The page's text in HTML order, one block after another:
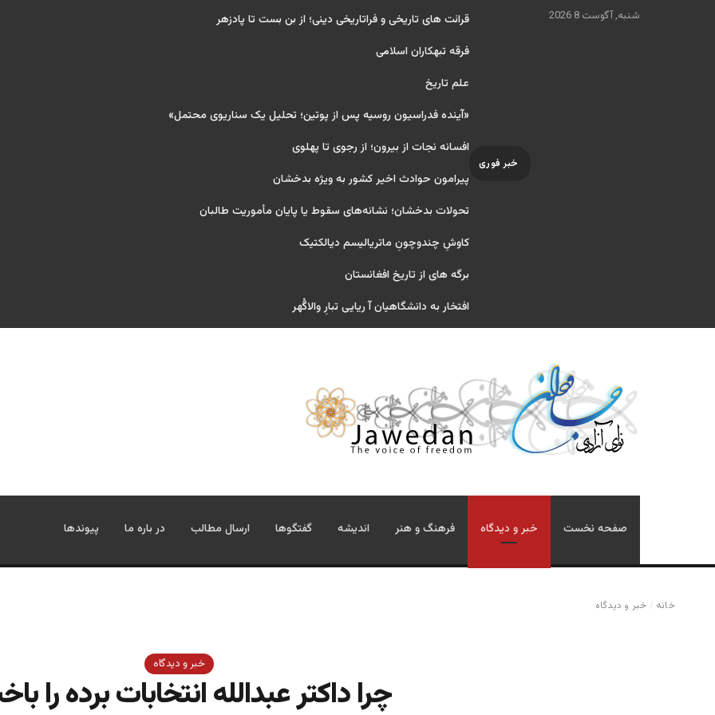
شنبه, آگوست 8 2026
خبر فوری
قرائت های تاریخی و فراتاریخی دینی؛ از بن بست تا پادزهر
فرقه تبهکاران اسلامی
علم تاریخ
«آینده فدراسیون روسیه پس از پوتین؛ تحلیل یک سناریوی محتمل»
افسانه نجات از بیرون؛ از رجوی تا پهلوی
پیرامون حوادث اخیر کشور به ویژه بدخشان
تحولات بدخشان؛ نشانه‌های سقوط یا پایان مأموریت طالبان
کاوشِ چندو‌چونِ ماتریالیسم دیالکتیک
برگه های از تاریخ افغانستان
افتخار به دانشگاهیان آ ریایی تبارِ والاگُهر
صفحه نخست خبر و دیدگاه فرهنگ و هنر اندیشه گفتگوها ارسال مطالب در باره ما پیوندها
خانه / خبر و دیدگاه
خبر و دیدگاه
چرا داکتر عبدالله انتخابات برده را